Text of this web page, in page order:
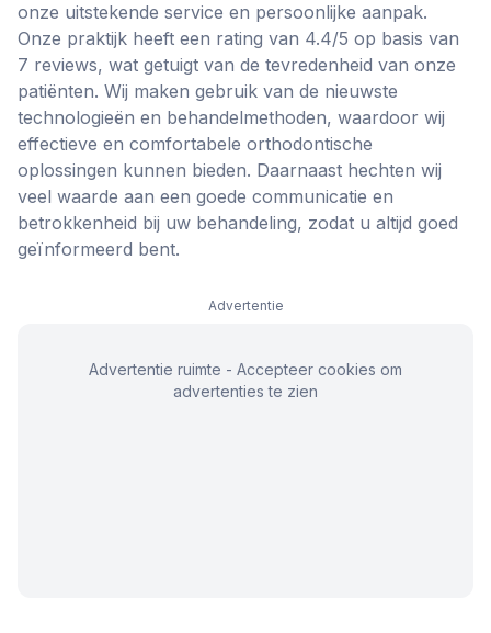
onze uitstekende service en persoonlijke aanpak.
Onze praktijk heeft een rating van 4.4/5 op basis van
7 reviews, wat getuigt van de tevredenheid van onze
patiënten. Wij maken gebruik van de nieuwste
technologieën en behandelmethoden, waardoor wij
effectieve en comfortabele orthodontische
oplossingen kunnen bieden. Daarnaast hechten wij
veel waarde aan een goede communicatie en
betrokkenheid bij uw behandeling, zodat u altijd goed
geïnformeerd bent.
Advertentie
Advertentie ruimte - Accepteer cookies om
advertenties te zien